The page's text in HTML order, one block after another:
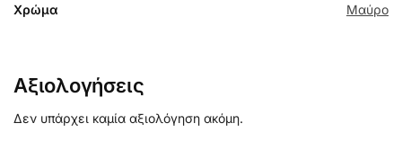
Χρώμα Μαύρο
Αξιολογήσεις
Δεν υπάρχει καμία αξιολόγηση ακόμη.